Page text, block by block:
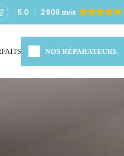
5.0 2 609 avis
NOS RÉPARATEURS